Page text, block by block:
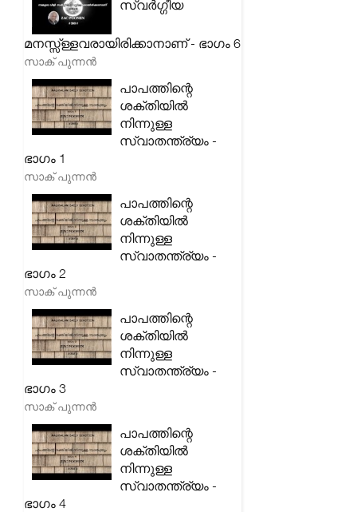
സ്വർഗ്ഗീയ
മനസ്സ്ള്ളവരായിരിക്കാനാണ് - ഭാഗം 6
സാക് പുന്നൻ
പാപത്തിന്റെ
ശക്തിയിൽ
നിന്നുള്ള
സ്വാതന്ത്ര്യം -
ഭാഗം 1
സാക് പുന്നൻ
പാപത്തിന്റെ
ശക്തിയിൽ
നിന്നുള്ള
സ്വാതന്ത്ര്യം -
ഭാഗം 2
സാക് പുന്നൻ
പാപത്തിന്റെ
ശക്തിയിൽ
നിന്നുള്ള
സ്വാതന്ത്ര്യം -
ഭാഗം 3
സാക് പുന്നൻ
പാപത്തിന്റെ
ശക്തിയിൽ
നിന്നുള്ള
സ്വാതന്ത്ര്യം -
ഭാഗം 4